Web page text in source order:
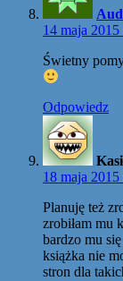
14 maja
Świetny
Odpowiedz
18 maja
Planuję też
zrobiłam mu
bardzo mu
książka nie
stron dla